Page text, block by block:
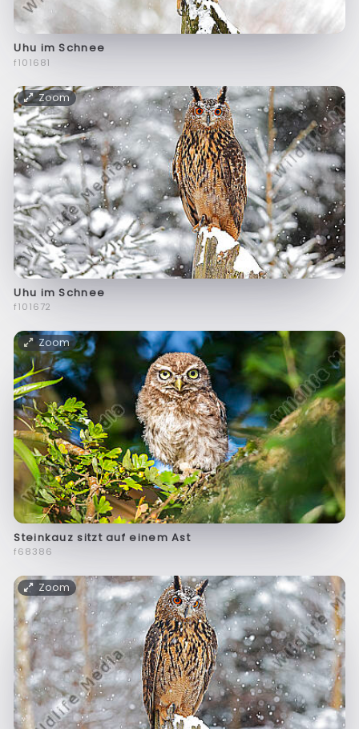
Uhu im Schnee
f101681
Zoom
Uhu im Schnee
f101672
Zoom
Steinkauz sitzt auf einem Ast
f68386
Zoom